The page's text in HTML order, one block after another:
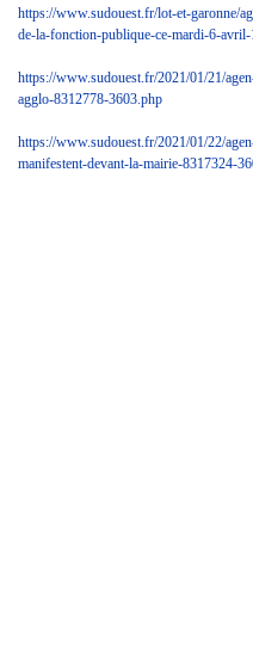
https://www.sudouest.fr/lot-et-garonne/
de-la-fonction-publique-ce-mardi-6-
https://www.sudouest.fr/2021/01/21/
agglo-8312778-3603.php
https://www.sudouest.fr/2021/01/22/
manifestent-devant-la-mairie-8317324-